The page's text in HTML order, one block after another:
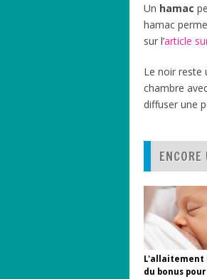
Un hamac
hamac
sur l’article
Le noir reste
chambre
diffuser une
L'allaitement
du bonus pour